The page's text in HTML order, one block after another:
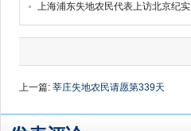
上海浦东失地农民代表上访北京纪实
上一篇: 莘庄失地农民请愿第339天